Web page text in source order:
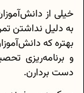
خیلی از
به دلیل نداشتن
بهتره که
و برنامه‌ریزی
دست بردارن.